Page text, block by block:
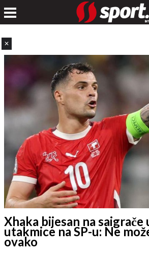
✕
Xhaka bijesan na saigrače
utakmice na SP-u: Ne
ovako